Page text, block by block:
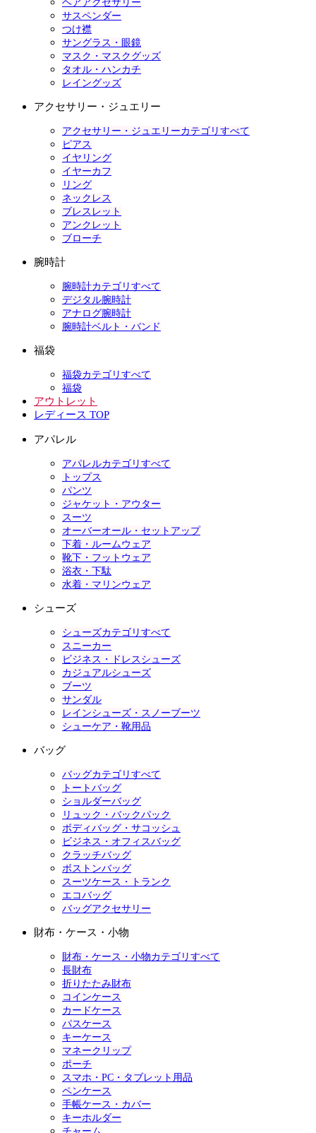
ヘアアクセサリー
サスペンダー
つけ襟
サングラス・眼鏡
マスク・マスクグッズ
タオル・ハンカチ
レイングッズ
アクセサリー・ジュエリー
アクセサリー・ジュエリーカテゴリすべて
ピアス
イヤリング
イヤーカフ
リング
ネックレス
ブレスレット
アンクレット
ブローチ
腕時計
腕時計カテゴリすべて
デジタル腕時計
アナログ腕時計
腕時計ベルト・バンド
福袋
福袋カテゴリすべて
福袋
アウトレット
レディース TOP
アパレル
アパレルカテゴリすべて
トップス
パンツ
ジャケット・アウター
スーツ
オーバーオール・セットアップ
下着・ルームウェア
靴下・フットウェア
浴衣・下駄
水着・マリンウェア
シューズ
シューズカテゴリすべて
スニーカー
ビジネス・ドレスシューズ
カジュアルシューズ
ブーツ
サンダル
レインシューズ・スノーブーツ
シューケア・靴用品
バッグ
バッグカテゴリすべて
トートバッグ
ショルダーバッグ
リュック・バックパック
ボディバッグ・サコッシュ
ビジネス・オフィスバッグ
クラッチバッグ
ボストンバッグ
スーツケース・トランク
エコバッグ
バッグアクセサリー
財布・ケース・小物
財布・ケース・小物カテゴリすべて
長財布
折りたたみ財布
コインケース
カードケース
パスケース
キーケース
マネークリップ
ポーチ
スマホ・PC・タブレット用品
ペンケース
手帳ケース・カバー
キーホルダー